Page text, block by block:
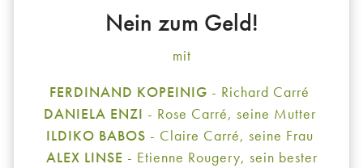
Nein zum Geld!
mit
FERDINAND KOPEINIG - Richard Carré
DANIELA ENZI - Rose Carré, seine Mutter
ILDIKO BABOS - Claire Carré, seine Frau
ALEX LINSE - Etienne Rougery, sein bester